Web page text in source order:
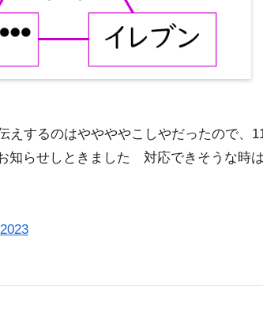
するのはややややこしやだったので、
らせしときました 対応できそうな時